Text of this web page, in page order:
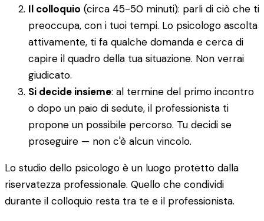
Il colloquio (circa 45-50 minuti): parli di ciò che ti
preoccupa, con i tuoi tempi. Lo psicologo ascolta
attivamente, ti fa qualche domanda e cerca di
capire il quadro della tua situazione. Non verrai
giudicato.
Si decide insieme: al termine del primo incontro
o dopo un paio di sedute, il professionista ti
propone un possibile percorso. Tu decidi se
proseguire — non c'è alcun vincolo.
Lo studio dello psicologo è un luogo protetto dalla
riservatezza professionale. Quello che condividi
durante il colloquio resta tra te e il professionista.